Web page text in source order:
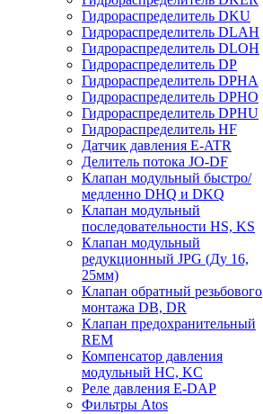
Гидрораспределитель DKU
Гидрораспределитель DLAH
Гидрораспределитель DLOH
Гидрораспределитель DP
Гидрораспределитель DPHA
Гидрораспределитель DPHO
Гидрораспределитель DPHU
Гидрораспределитель HF
Датчик давления E-ATR
Делитель потока JO-DF
Клапан модульный быстро/
медленно DHQ и DKQ
Клапан модульный
последовательности HS, KS
Клапан модульный
редукционный JPG (Ду 16,
25мм)
Клапан обратный резьбового
монтажа DB, DR
Клапан предохранительный
REM
Компенсатор давления
модульный HC, KC
Реле давления E-DAP
Фильтры Atos